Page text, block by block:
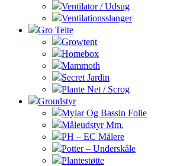
Ventilator / Udsug
Ventilationsslanger
Gro Telte
Growtent
Homebox
Mammoth
Secret Jardin
Plante Net / Scrog
Groudstyr
Mylar Og Bassin Folie
Måleudstyr Mm.
PH – EC Målere
Potter – Underskåle
Plantestøtte